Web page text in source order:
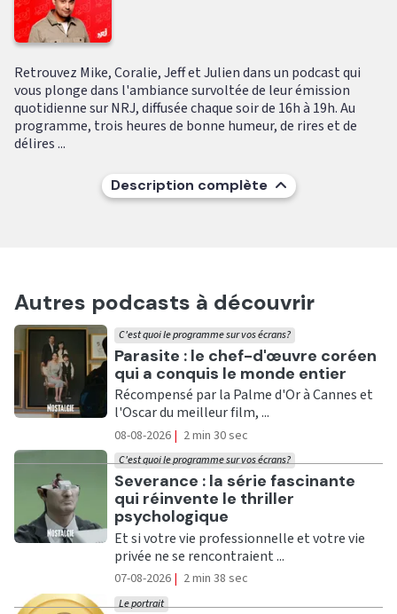
Retrouvez Mike, Coralie, Jeff et Julien dans un podcast qui
vous plonge dans l'ambiance survoltée de leur émission
quotidienne sur NRJ, diffusée chaque soir de 16h à 19h. Au
programme, trois heures de bonne humeur, de rires et de
délires ...
Description complète
Autres podcasts à découvrir
Ecouter
Parasite : le chef-d'œuvre coréen
qui a conquis le monde entier
C'est quoi le programme sur vos écrans?
Récompensé par la Palme d'Or à Cannes et
l'Oscar du meilleur film, ...
08-08-2026 | 2 min 30 sec
Ecouter
Severance : la série fascinante
qui réinvente le thriller
psychologique
C'est quoi le programme sur vos écrans?
Et si votre vie professionnelle et votre vie
privée ne se rencontraient ...
07-08-2026 | 2 min 38 sec
Le portrait